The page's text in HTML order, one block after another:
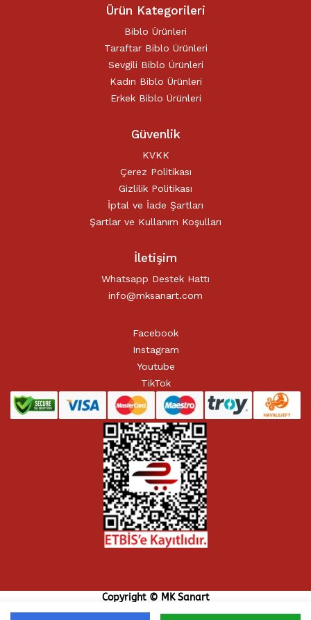
Ürün Kategorileri
Biblo Ürünleri
Taraftar Biblo Ürünleri
Sevgili Biblo Ürünleri
Kadın Biblo Ürünleri
Erkek Biblo Ürünleri
Güvenlik
KVKK
Çerez Politikası
Gizlilik Politikası
İptal ve İade Şartları
Şartlar ve Kullanım Koşulları
İletişim
Whatsapp Destek Hattı
info@mksanart.com
Facebook
Instagram
Youtube
TikTok
Copyright © MK Sanart
Telif Hakları MK Sanart’a Aittir.